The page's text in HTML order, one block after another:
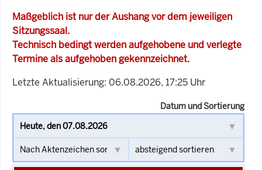
Maßgeblich ist nur der Aushang vor dem jeweiligen
Sitzungssaal.
Technisch bedingt werden aufgehobene und verlegte
Termine als aufgehoben gekennzeichnet.
Letzte Aktualisierung: 06.08.2026, 17:25 Uhr
Datum und Sortierung